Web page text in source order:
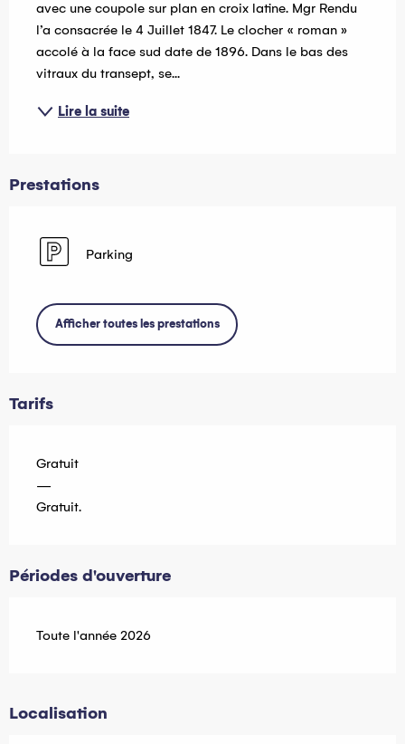
avec une coupole sur plan en croix latine. Mgr Rendu
l’a consacrée le 4 Juillet 1847. Le clocher « roman »
accolé à la face sud date de 1896. Dans le bas des
vitraux du transept, se...
Lire la suite
Prestations
Parking
Afficher toutes les prestations
Tarifs
Gratuit
—
Gratuit.
Périodes d'ouverture
Toute l'année 2026
Localisation